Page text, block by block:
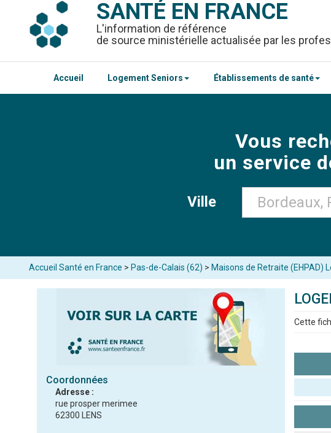
SANTÉ EN FRANCE
L'information de référence
de source ministérielle actualisée par les
Accueil Logement Seniors Établissements de santé
Vous
un service
Ville
Accueil Santé en France > Pas-de-Calais (62) > Maisons de Retraite (EHPAD)
Coordonnées
Adresse :
rue prosper merimee
62300 LENS
Cette